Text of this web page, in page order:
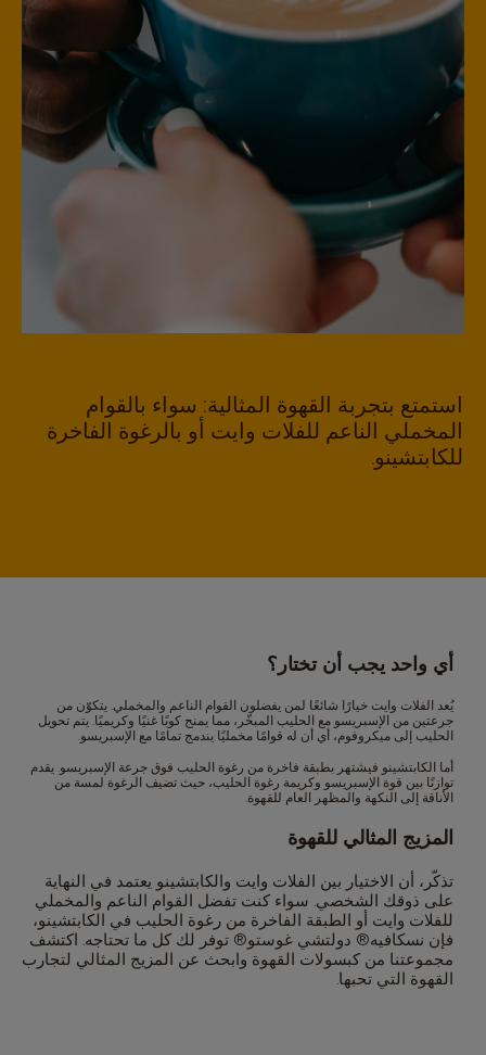
استمتع بتجربة القهوة المثالية: سواء بالقوام
المخملي الناعم للفلات وايت أو بالرغوة الفاخرة
للكابتشينو.
أي واحد يجب أن تختار؟
يُعد الفلات وايت خيارًا شائعًا لمن يفضلون القوام الناعم والمخملي. يتكوّن من
جرعتين من الإسبريسو مع الحليب المبخّر، مما يمنح كوبًا غنيًا وكريميًا. يتم تحويل
الحليب إلى ميكروفوم، أي أن له قوامًا مخمليًا يندمج تمامًا مع الإسبريسو.
أما الكابتشينو فيشتهر بطبقة فاخرة من رغوة الحليب فوق جرعة الإسبريسو. يقدم
توازنًا بين قوة الإسبريسو وكريمة رغوة الحليب، حيث تضيف الرغوة لمسة من
الأناقة إلى النكهة والمظهر العام للقهوة.
المزيج المثالي للقهوة
تذكّر، أن الاختيار بين الفلات وايت والكابتشينو يعتمد في النهاية
على ذوقك الشخصي. سواء كنت تفضل القوام الناعم والمخملي
للفلات وايت أو الطبقة الفاخرة من رغوة الحليب في الكابتشينو،
فإن نسكافيه® دولتشي غوستو® توفر لك كل ما تحتاجه. اكتشف
مجموعتنا من كبسولات القهوة وابحث عن المزيج المثالي لتجارب
القهوة التي تحبها.